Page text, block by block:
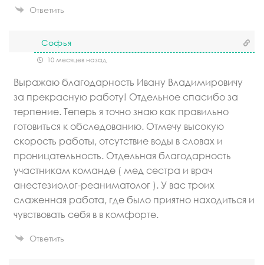
Ответить
Софья
10 месяцев назад
Выражаю благодарность Ивану Владимировичу
за прекрасную работу! Отдельное спасибо за
терпение. Теперь я точно знаю как правильно
готовиться к обследованию. Отмечу высокую
скорость работы, отсутствие воды в словах и
проницательность. Отдельная благодарность
участникам команде ( мед сестра и врач
анестезиолог-реаниматолог ). У вас троих
слаженная работа, где было приятно находиться и
чувствовать себя в в комфорте.
Ответить